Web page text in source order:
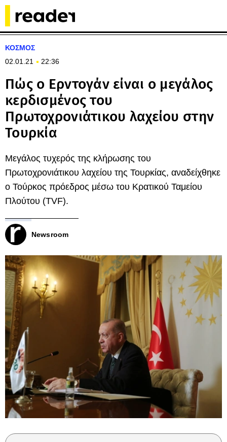
ΚΟΣΜΟΣ
02.01.21
22:36
Πώς ο Ερντογάν είναι ο μεγάλος
κερδισμένος του
Πρωτοχρονιάτικου λαχείου στην
Τουρκία
Μεγάλος τυχερός της κλήρωσης του
Πρωτοχρονιάτικου λαχείου της Τουρκίας, αναδείχθηκε
ο Τούρκος πρόεδρος μέσω του Κρατικού Ταμείου
Πλούτου (TVF).
Newsroom